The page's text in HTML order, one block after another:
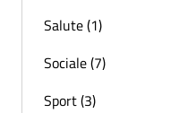
Salute (1)
Sociale (7)
Sport (3)